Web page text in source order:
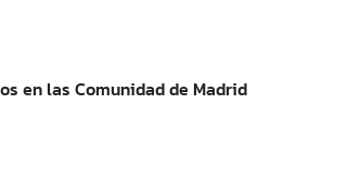
en las Comunidad de Madrid